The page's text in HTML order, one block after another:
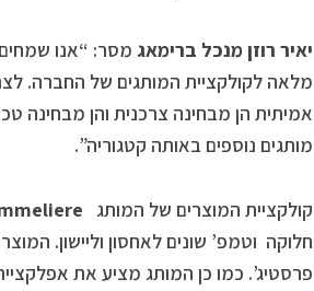
יאיר רוזן מנכל ברימאגמסר: “אנו שמחים
מלאה לקולקציית המותגים של החברה.
מותגים נוספים באותה קטגוריה”.
קולקציית המוצרים של המותג
חלוקה וטמפ’ שונים לאחסון וליישון.